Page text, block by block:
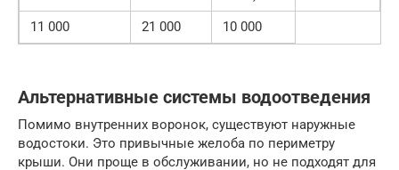
11 000 21 000 10 000
Альтернативные системы водоотведения
Помимо внутренних воронок, существуют наружные
водостоки. Это привычные желоба по периметру
крыши. Они проще в обслуживании, но не подходят для